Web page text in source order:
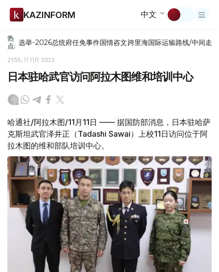
KAZINFORM 中文
热
点: 选举-2026总统府任免事件国情咨文跨里海国际运输路线/中间走廊
21:55, 11 11月 2022
日本驻哈武官访问阿拉木图维和培训中心
哈通社/阿拉木图/11月11日 —— 据国防部消息，日本驻哈萨
克斯坦武官泽井正（Tadashi Sawai）上校11日访问位于阿
拉木图的维和部队培训中心。